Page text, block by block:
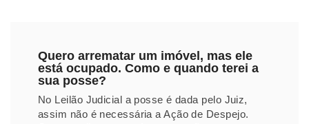
Quero arrematar um imóvel, mas ele
está ocupado. Como e quando terei a
sua posse?
No Leilão Judicial a posse é dada pelo Juiz,
assim não é necessária a Ação de Despejo.